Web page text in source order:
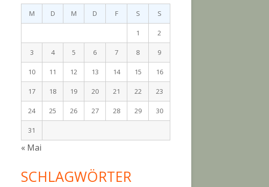
M
D M D F S S
1 2
3 4 5 6 7 8 9
10 11 12 13 14 15 16
17 18 19 20 21 22 23
24 25 26 27 28 29 30
31
« Mai
SCHLAGWÖRTER